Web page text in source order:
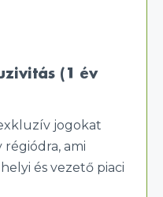
(1 év
jogokat
régiódra, ami
és vezető piaci